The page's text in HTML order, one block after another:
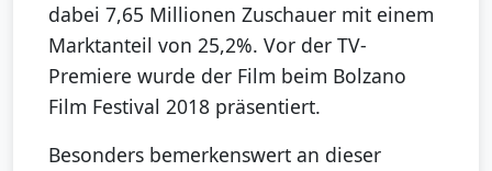
dabei 7,65 Millionen Zuschauer mit einem
Marktanteil von 25,2%. Vor der TV-
Premiere wurde der Film beim Bolzano
Film Festival 2018 präsentiert.
Besonders bemerkenswert an dieser